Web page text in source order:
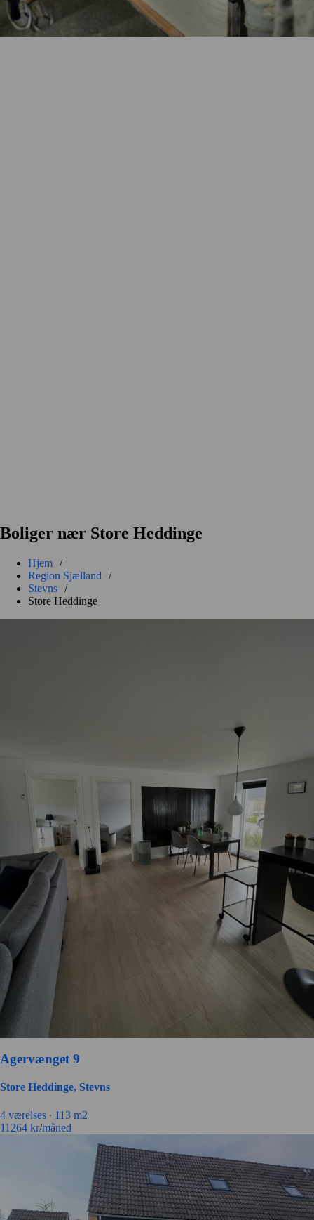
Boliger nær Store Heddinge
Hjem /
Region Sjælland
/
Stevns /
Store Heddinge
Agervænget 9
Store Heddinge, Stevns
4 værelses ∙ 113 m2
11264 kr/måned